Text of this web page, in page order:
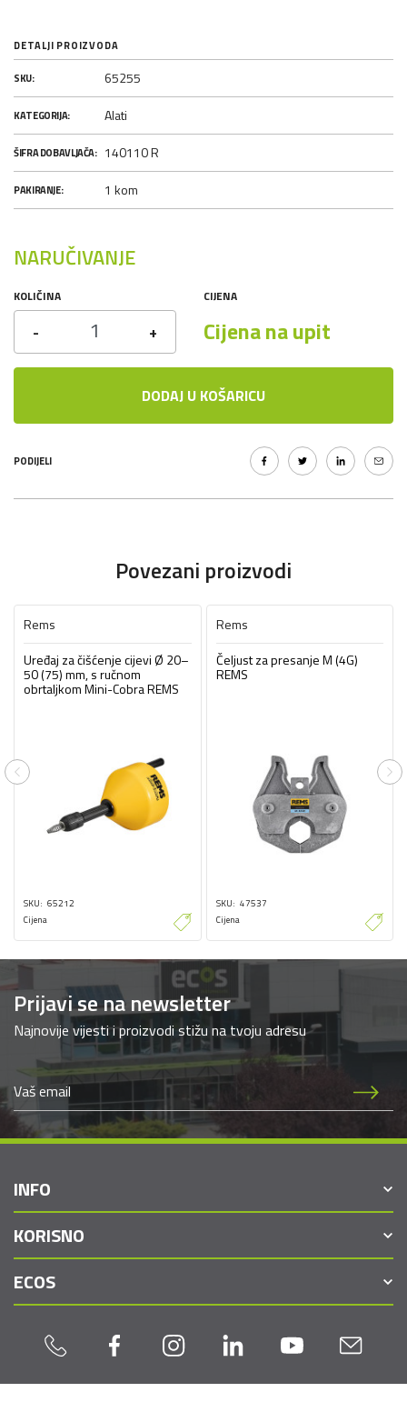
DETALJI PROIZVODA
SKU: 65255
KATEGORIJA: Alati
ŠIFRA DOBAVLJAČA: 140110 R
PAKIRANJE: 1 kom
NARUČIVANJE
KOLIČINA
- +
CIJENA
Cijena na upit
DODAJ U KOŠARICU
PODIJELI
Povezani proizvodi
Rems
Uređaj za čišćenje cijevi Ø 20–
50 (75) mm, s ručnom
obrtaljkom Mini-Cobra REMS
SKU 65212
Cijena
Rems
Čeljust za presanje M (4G)
REMS
SKU 47537
Cijena
Previous
Prijavi se na newsletter
Najnovije vijesti i proizvodi stižu na tvoju adresu
INFO
KORISNO
ECOS